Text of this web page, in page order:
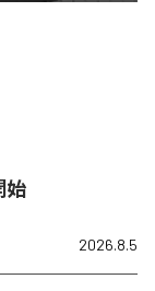
始
2026.8.5